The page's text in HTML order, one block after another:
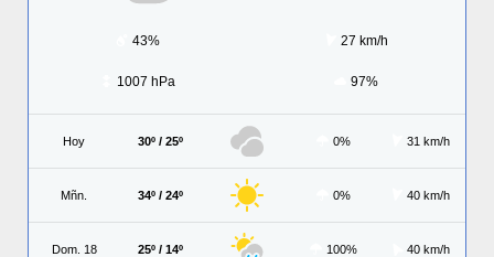
43% 27 km/h
1007 hPa 97%
Hoy 30º / 25º 0% 31 km/h
Mñn. 34º / 24º 0% 40 km/h
Dom. 18 25º / 14º 100% 40 km/h